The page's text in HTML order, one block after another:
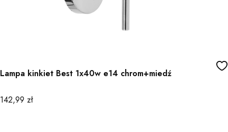
Lampa kinkiet Best 1x40w e14 chrom+miedź
Cena
142,99 zł